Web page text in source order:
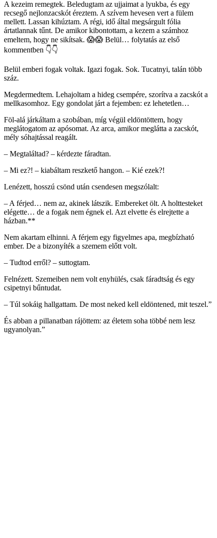
A kezeim remegtek. Beledugtam az ujjaimat a lyukba, és egy
recsegő nejlonzacskót éreztem. A szívem hevesen vert a fülem
mellett. Lassan kihúztam. A régi, idő által megsárgult fólia
ártatlannak tűnt. De amikor kibontottam, a kezem a számhoz
emeltem, hogy ne sikítsak. 😱😱 Belül… folytatás az első
kommentben 👇👇
Belül emberi fogak voltak. Igazi fogak. Sok. Tucatnyi, talán több
száz.
Megdermedtem. Lehajoltam a hideg csempére, szorítva a zacskót a
mellkasomhoz. Egy gondolat járt a fejemben: ez lehetetlen…
Föl-alá járkáltam a szobában, míg végül eldöntöttem, hogy
meglátogatom az apósomat. Az arca, amikor meglátta a zacskót,
mély sóhajtással reagált.
– Megtaláltad? – kérdezte fáradtan.
– Mi ez?! – kiabáltam reszkető hangon. – Kié ezek?!
Lenézett, hosszú csönd után csendesen megszólalt:
– A férjed… nem az, akinek látszik. Embereket ölt. A holttesteket
elégette… de a fogak nem égnek el. Azt elvette és elrejtette a
házban.**
Nem akartam elhinni. A férjem egy figyelmes apa, megbízható
ember. De a bizonyíték a szemem előtt volt.
– Tudtod erről? – suttogtam.
Felnézett. Szemeiben nem volt enyhülés, csak fáradtság és egy
csipetnyi bűntudat.
– Túl sokáig hallgattam. De most neked kell eldöntened, mit teszel.”
És abban a pillanatban rájöttem: az életem soha többé nem lesz
ugyanolyan.”